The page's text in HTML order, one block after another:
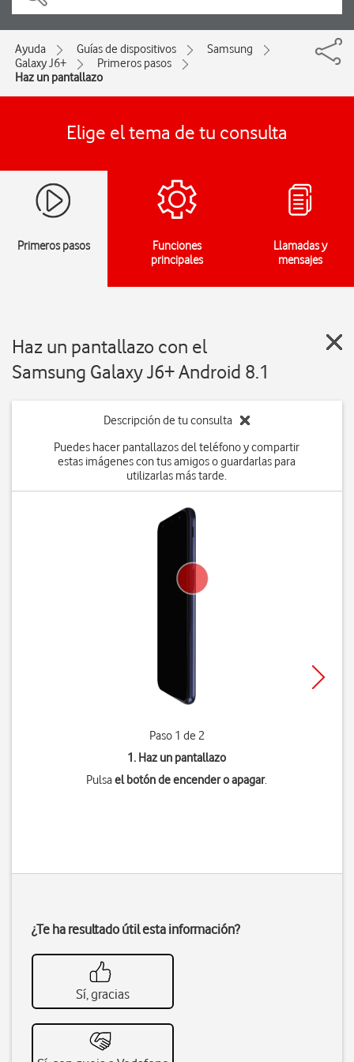
Ayuda Guías de dispositivos
Samsung
Galaxy J6+
Primeros pasos
Haz un pantallazo
Elige el tema de tu consulta
Primeros pasos
Funciones
principales
Llamadas y
mensajes
Haz un pantallazo con el
Samsung Galaxy J6+ Android 8.1
Descripción de tu consulta
Puedes hacer pantallazos del teléfono y compartir
estas imágenes con tus amigos o guardarlas para
utilizarlas más tarde.
Paso 1 de 2
1. Haz un pantallazo
Pulsael botón de encender o apagar.
¿Te ha resultado útil esta información?
Sí, gracias